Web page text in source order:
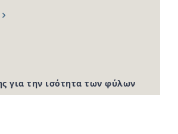
για την ισότητα των φύλων